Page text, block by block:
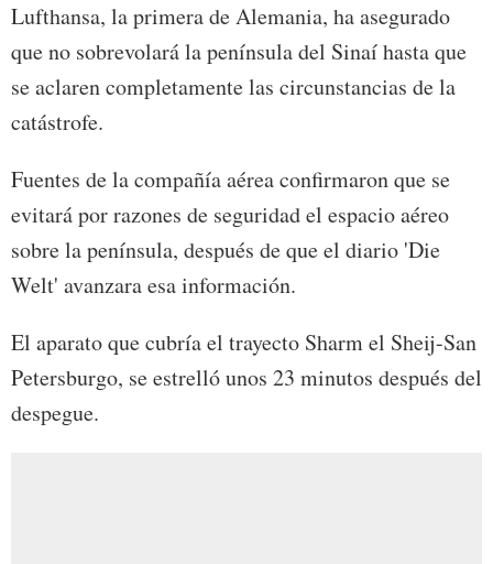
Lufthansa, la primera de Alemania, ha asegurado
que no sobrevolará la península del Sinaí hasta que
se aclaren completamente las circunstancias de la
catástrofe.
Fuentes de la compañía aérea confirmaron que se
evitará por razones de seguridad el espacio aéreo
sobre la península, después de que el diario 'Die
Welt' avanzara esa información.
El aparato que cubría el trayecto Sharm el Sheij-San
Petersburgo, se estrelló unos 23 minutos después del
despegue.